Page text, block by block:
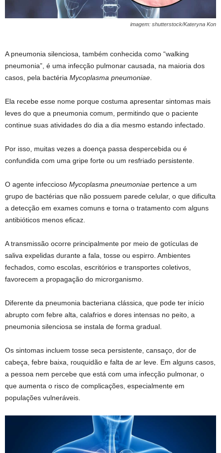
imagem: shutterstock/Kateryna Kon
A pneumonia silenciosa, também conhecida como “walking
pneumonia”, é uma infecção pulmonar causada, na maioria dos
casos, pela bactéria Mycoplasma pneumoniae
Ela recebe esse nome porque costuma apresentar sintomas mais
leves do que a pneumonia comum, permitindo que o paciente
continue suas atividades do dia a dia mesmo estando infectado.
Por isso, muitas vezes a doença passa despercebida ou é
confundida com uma gripe forte ou um resfriado persistente.
O agente infeccioso Mycoplasma pneumoniae pertence a um
grupo de bactérias que não possuem parede celular, o que dificulta
a detecção em exames comuns e torna o tratamento com alguns
antibióticos menos eficaz.
A transmissão ocorre principalmente por meio de gotículas de
saliva expelidas durante a fala, tosse ou espirro. Ambientes
fechados, como escolas, escritórios e transportes coletivos,
favorecem a propagação do microrganismo.
Diferente da pneumonia bacteriana clássica, que pode ter início
abrupto com febre alta, calafrios e dores intensas no peito, a
pneumonia silenciosa se instala de forma gradual.
Os sintomas incluem tosse seca persistente, cansaço, dor de
cabeça, febre baixa, rouquidão e falta de ar leve. Em alguns casos,
a pessoa nem percebe que está com uma infecção pulmonar, o
que aumenta o risco de complicações, especialmente em
populações vulneráveis.